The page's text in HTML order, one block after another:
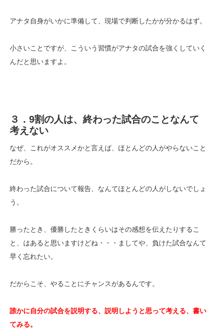
アナタ自身がいかに準備して、現場で判断したかが分かるはず。
小さいことですが、こういう習慣がアナタの試合を強くしていく
んだと思いますよ。
３．9割の人は、終わった試合のことなんて
考えない
なぜ、これがオススメかと言えば、ほとんどの人がやらないこと
だから。
終わった試合について報告、なんてほとんどの人がしないでしょ
う。
勝ったとき、優勝したときくらいはその感想を伝えたりするこ
と、はあると思いますけどね・・・ましてや、負けた試合なんて
早く忘れたい。
だからこそ、やることにチャンスがあるんです。
誰かに自分の試合を説明する、説明しようと思って考える、書い
てみる。